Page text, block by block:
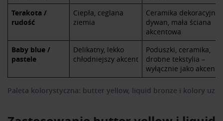
Paleta kolorystyczna: butter yellow, liquid bronze i kolory
Terakota /
rudość
Ciepła, ceglana
ziemia
Ceramika dekoracyjna,
dywan, mała ściana
akcentowa
Baby blue /
pastele
Delikatny, lekko
chłodniejszy akcent
Poduszki, ceramika,
drobne tekstylia –
wyłącznie jako akcent